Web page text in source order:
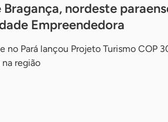
nordeste
Empreendedora
no Pará lançou Projeto Turismo COP
região